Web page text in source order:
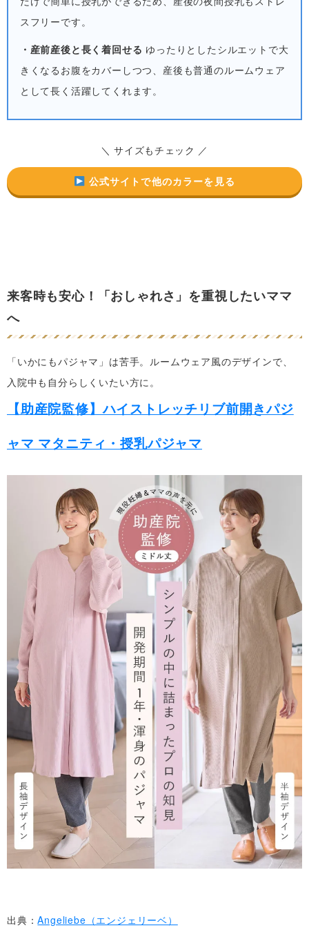
スフリーです。
・産前産後と長く着回せる ゆったりとしたシルエットで大
きくなるお腹をカバーしつつ、産後も普通のルームウェア
として長く活躍してくれます。
＼ サイズもチェック ／
公式サイトで他のカラーを見る
来客時も安心！「おしゃれさ」を重視したいママ
へ
「いかにもパジャマ」は苦手。ルームウェア風のデザインで、
入院中も自分らしくいたい方に。
【助産院監修】ハイストレッチリブ前開きパジ
ャマ マタニティ・授乳パジャマ
出典：Angeliebe（エンジェリーベ）